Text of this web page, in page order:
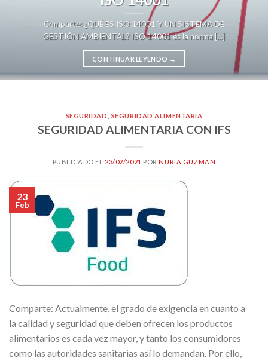
Comparte: ¿QUÉ ES ISO 14001 Y UN SISTEMA DE
GESTIÓN AMBIENTAL? ISO 14001 es la norma [...]
CONTINUAR LEYENDO →
SEGURIDAD SEGURIDAD ALIMENTARIA
SEGURIDAD ALIMENTARIA CON IFS
PUBLICADO EL 23/02/2021 PORNURIA GUZMAN
23
Feb
Comparte: Actualmente, el grado de exigencia en cuanto a
la calidad y seguridad que deben ofrecen los productos
alimentarios es cada vez mayor, y tanto los consumidores
como las autoridades sanitarias así lo demandan. Por ello,